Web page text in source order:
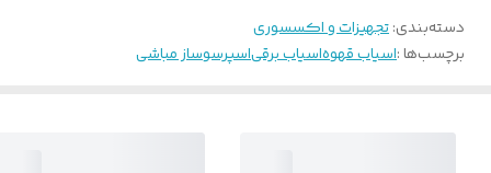
دسته‌بندی:تجهیزات و اکسسوری
برچسب‌ها :اسیاب قهوهاسیاب برقیاسپرسوساز مباشی